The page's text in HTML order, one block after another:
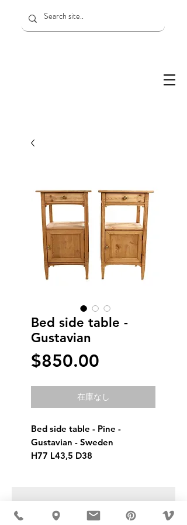
Bed side table -
Gustavian
$850.00
格
在庫なし
Bed side table - Pine -
Gustavian - Sweden
H77 L43,5 D38